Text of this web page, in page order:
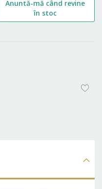
Anuntă-mă când revine
în stoc